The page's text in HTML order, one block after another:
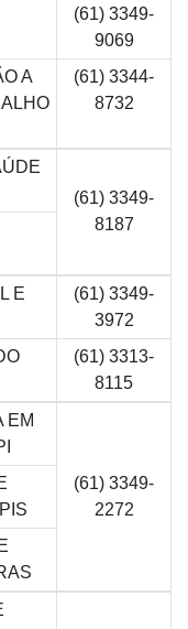
(61) 3349-
9069
A
(61) 3344-
8732
(61) 3349-
8187
E
(61) 3349-
3972
(61) 3313-
8115
EM
(61) 3349-
2272